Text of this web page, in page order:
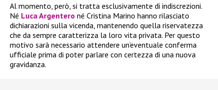
Al momento, però, si tratta esclusivamente di indiscrezioni.
Né Luca Argentero né Cristina Marino hanno rilasciato
dichiarazioni sulla vicenda, mantenendo quella riservatezza
che da sempre caratterizza la loro vita privata. Per questo
motivo sarà necessario attendere un’eventuale conferma
ufficiale prima di poter parlare con certezza di una nuova
gravidanza.